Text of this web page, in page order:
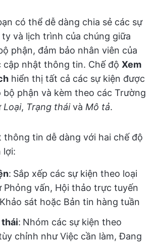
có thể dễ dàng chia sẻ các sự
và lịch trình của chúng giữa
phận, đảm bảo nhân viên của
cập nhật thông tin. Chế độ Xem
hiển thị tất cả các sự kiện được
bộ phận và kèm theo các Trường
Loại, Trạng tháivà Mô tả.
thông tin dễ dàng với hai chế độ
lợi:
: Sắp xếp các sự kiện theo loại
Phỏng vấn, Hội thảo trực tuyến
sát hoặc Bản tin hàng tuần
thái: Nhóm các sự kiện theo
chỉnh như Việc cần làm, Đang